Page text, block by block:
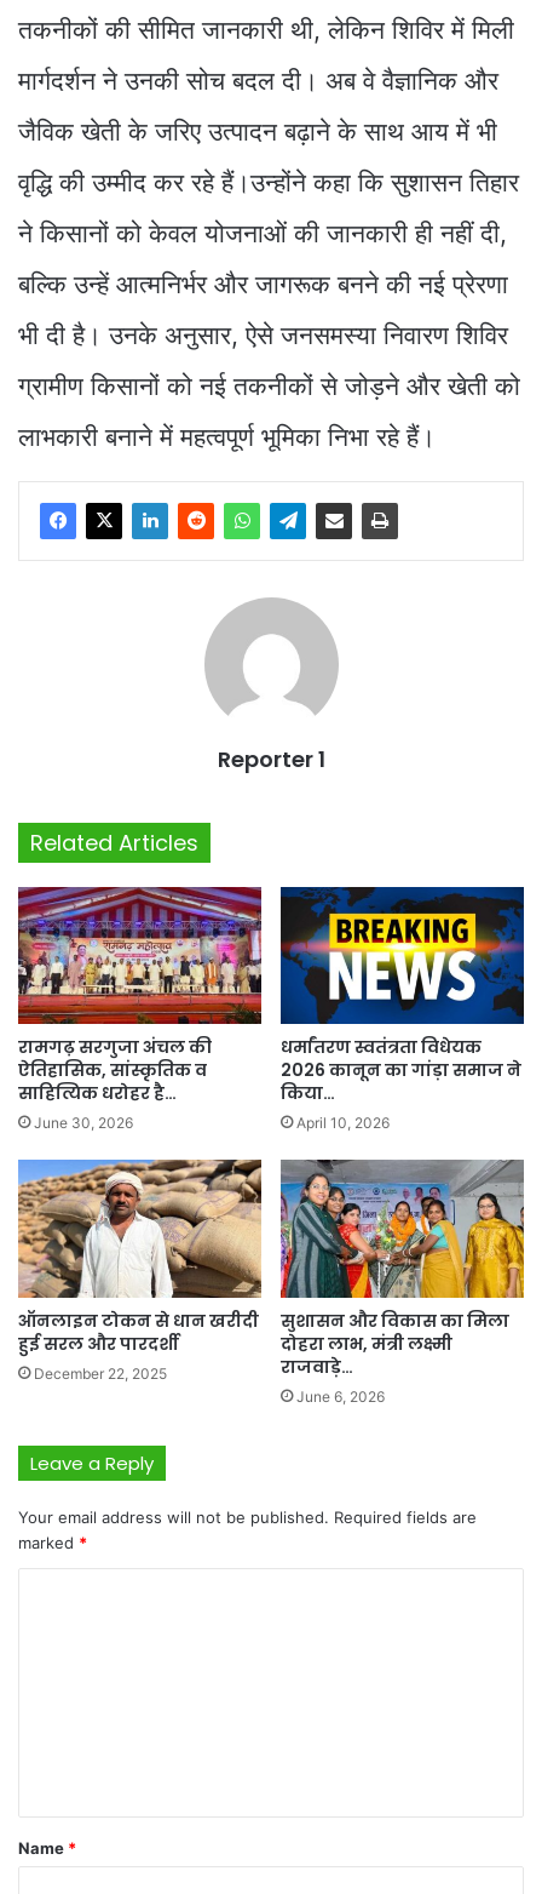
तकनीकों की सीमित जानकारी थी, लेकिन शिविर में मिली
मार्गदर्शन ने उनकी सोच बदल दी। अब वे वैज्ञानिक और
जैविक खेती के जरिए उत्पादन बढ़ाने के साथ आय में भी
वृद्धि की उम्मीद कर रहे हैं।उन्होंने कहा कि सुशासन तिहार
ने किसानों को केवल योजनाओं की जानकारी ही नहीं दी,
बल्कि उन्हें आत्मनिर्भर और जागरूक बनने की नई प्रेरणा
भी दी है। उनके अनुसार, ऐसे जनसमस्या निवारण शिविर
ग्रामीण किसानों को नई तकनीकों से जोड़ने और खेती को
लाभकारी बनाने में महत्वपूर्ण भूमिका निभा रहे हैं।
Reporter 1
Related Articles
रामगढ़ सरगुजा अंचल की
ऐतिहासिक, सांस्कृतिक व
साहित्यिक धरोहर है…
June 30, 2026
धर्मांतरण स्वतंत्रता विधेयक
2026 कानून का गांड़ा समाज ने
किया…
April 10, 2026
ऑनलाइन टोकन से धान खरीदी
हुई सरल और पारदर्शी
December 22, 2025
सुशासन और विकास का मिला
दोहरा लाभ, मंत्री लक्ष्मी
राजवाड़े…
June 6, 2026
Leave a Reply
Your email address will not be published. Required fields are
marked *
*
Name *